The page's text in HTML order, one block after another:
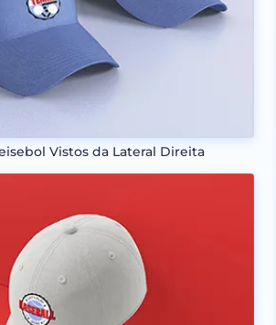
Vistos da Lateral Direita